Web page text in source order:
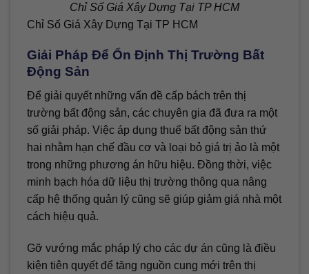
Chỉ Số Giá Xây Dựng Tại TP HCM
Chỉ Số Giá Xây Dựng Tại TP HCM
Giải Pháp Để Ổn Định Thị Trường Bất
Động Sản
Để giải quyết những vấn đề cấp bách trên thị
trường bất động sản, các chuyên gia đã đưa ra một
số giải pháp. Việc áp dụng thuế bất động sản thứ
hai nhằm hạn chế đầu cơ và loại bỏ giá trị ảo là một
trong những phương án hữu hiệu. Đồng thời, việc
minh bạch hóa dữ liệu thị trường thông qua nâng
cấp hệ thống quản lý cũng sẽ giúp giảm giá nhà một
cách hiệu quả.
Gỡ vướng mắc pháp lý cho các dự án cũng là điều
kiện tiên quyết để tăng nguồn cung mới trên thị